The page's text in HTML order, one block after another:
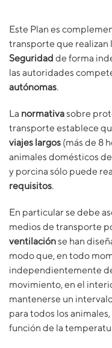
Este Plan es
transporte que realizan
Seguridad de forma
las autoridades
autónomas.
La normativasobre
transporte establece
viajes largos (más de 8
animales domésticos
y porcina sólo puede
requisitos.
En particular se debe
medios de transporte
ventilaciónse han
modo que, en todo
independientemente
movimiento, en el
mantenerse un
para todos los
función de la